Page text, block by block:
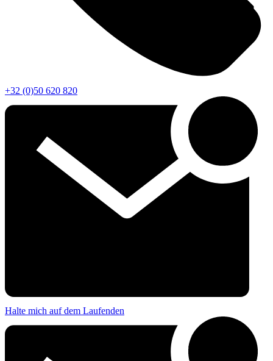
+32 (0)50 620 820
Halte mich auf dem Laufenden